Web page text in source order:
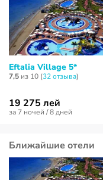
Eftalia Village 5*
7,5 из 10 (32 отзывa)
19 275 лей
за 7 ночей / 8 дней
Ближайшие отели